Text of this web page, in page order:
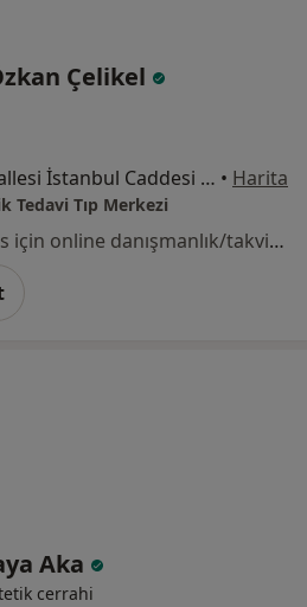
Çelikel
Osman Yılmaz Mahallesi İstanbul Caddesi No:38, Gebze • Harita
Tedavi Tıp Merkezi
Bu uzman ilgili adres için online danışmanlık/takvim sunmuyor.
Aka
cerrahi